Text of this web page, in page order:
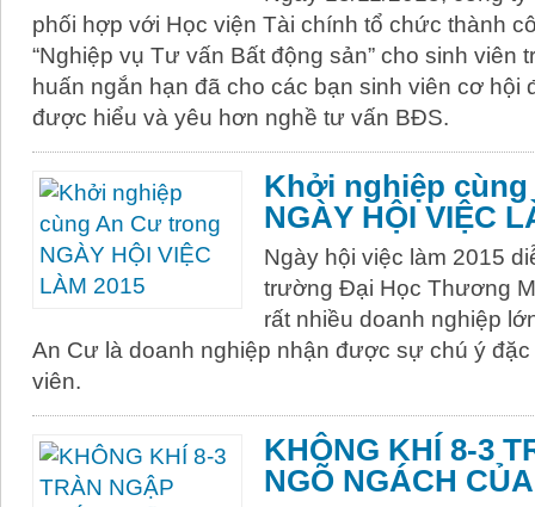
phối hợp với Học viện Tài chính tổ chức thành
“Nghiệp vụ Tư vấn Bất động sản” cho sinh viên
huấn ngắn hạn đã cho các bạn sinh viên cơ hội
được hiểu và yêu hơn nghề tư vấn BĐS.
Khởi nghiệp
NGÀY HỘI VIỆC
Ngày hội việc làm 2015
trường Đại Học Thương
rất nhiều doanh nghiệp
An Cư là doanh nghiệp nhận được sự chú ý
viên.
KHÔNG KHÍ 8-3
NGÕ NGÁCH